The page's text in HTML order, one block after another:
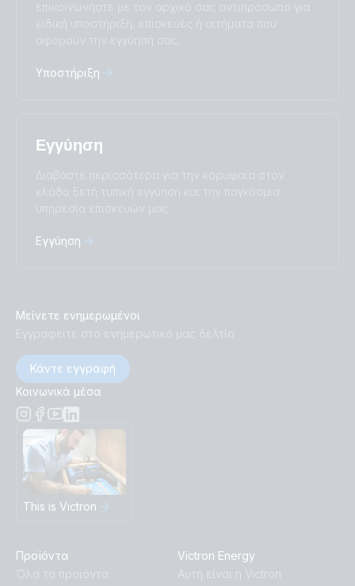
中國人
επικοινωνήστε με τον αρχικό σας αντιπρόσωπο για
ειδική υποστήριξη, επισκευές ή αιτήματα που
αφορούν την εγγύησή σας.
Υποστήριξη
Εγγύηση
Διαβάστε περισσότερα για την κορυφαία στον
κλάδο 5ετή τυπική εγγύηση και την παγκόσμια
υπηρεσία επισκευών μας.
Εγγύηση
Μείνετε ενημερωμένοι
Εγγραφείτε στο ενημερωτικό μας δελτίο
Κάντε εγγραφή
Κοινωνικά μέσα
This is Victron
Προϊόντα
Όλα τα προϊόντα
Victron Energy
Αυτή είναι η Victron